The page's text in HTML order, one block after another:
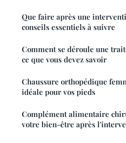
Que faire après une
conseils essentiels à suivre
Comment se déroule une
ce que vous devez savoir
Chaussure orthopédique
idéale pour vos pieds
Complément alimentaire
votre bien-être après